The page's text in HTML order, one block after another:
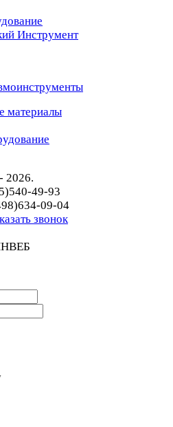
Инструмент
материалы
2026.
49-93
09-04
звонок